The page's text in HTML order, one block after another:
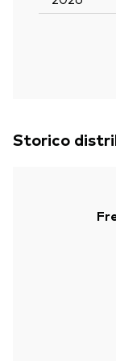
Storico